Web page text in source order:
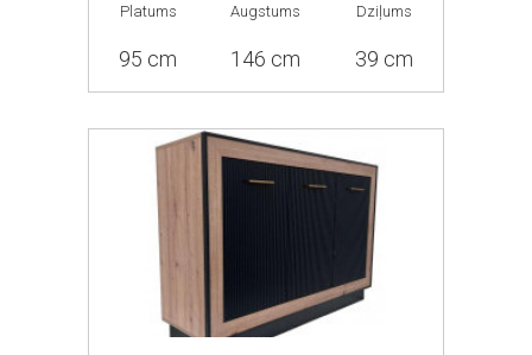
Platums
95 cm
Augstums
146 cm
Dziļums
39 cm